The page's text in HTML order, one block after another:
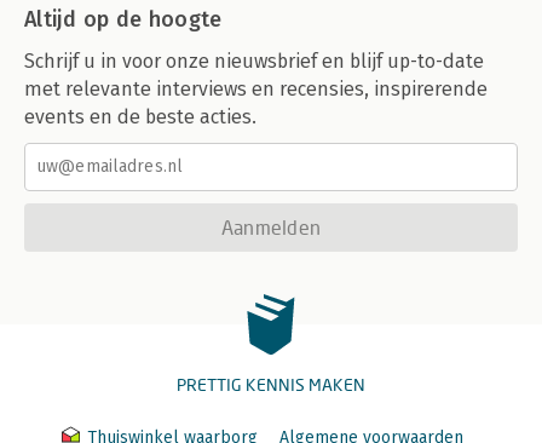
Altijd op de hoogte
Schrijf u in voor onze nieuwsbrief en blijf up-to-date
met relevante interviews en recensies, inspirerende
events en de beste acties.
Aanmelden
PRETTIG KENNIS MAKEN
Thuiswinkel waarborg Algemene voorwaarden